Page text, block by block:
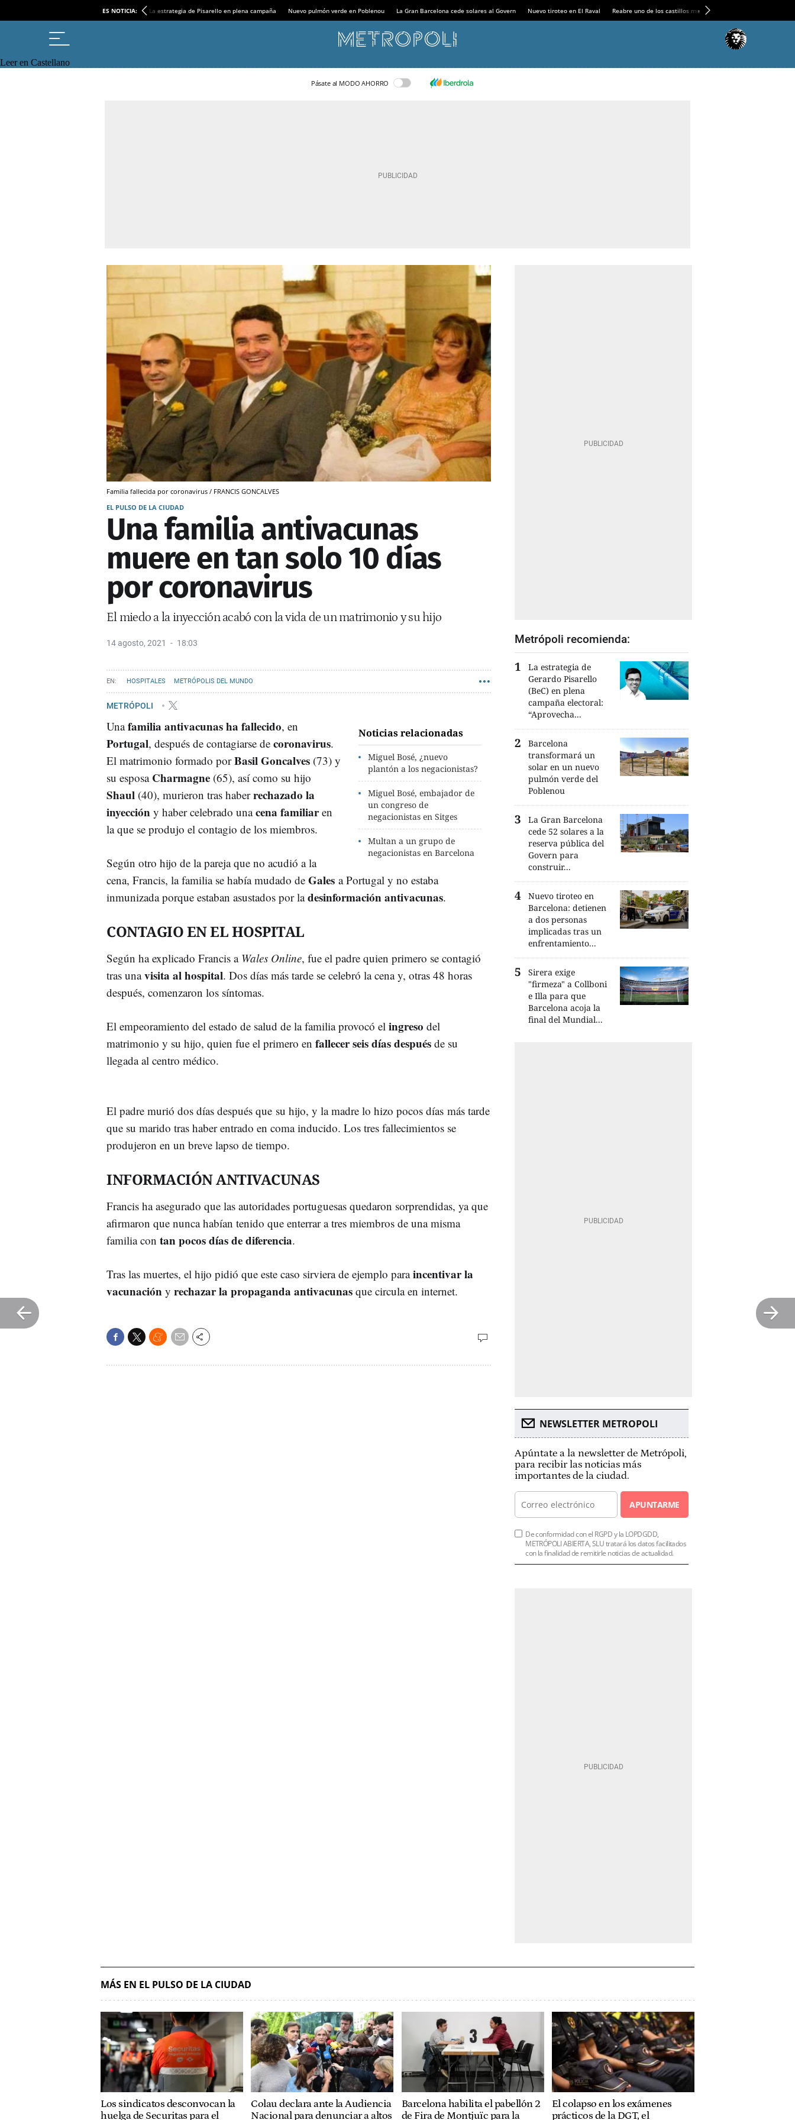
ES NOTICIA: La estrategia de Pisarello en plena campaña Nuevo pulmón verde en Poblenou La Gran Barcelona cede solares al Govern Nuevo tiroteo en El Raval Reabre uno de los castillos medievales más espectaculares
Leer en Castellano
Pásate al MODO AHORRO
Familia fallecida por coronavirus / FRANCIS GONCALVES
EL PULSO DE LA CIUDAD
Una familia antivacunas
muere en tan solo 10 días
por coronavirus
El miedo a la inyección acabó con la vida de un matrimonio y su hijo
14 agosto, 2021 18:03
HOSPITALES METRÓPOLIS DEL MUNDO
METRÓPOLI
Noticias relacionadas
Miguel Bosé, ¿nuevo
plantón a los negacionistas?
Miguel Bosé, embajador de
un congreso de
negacionistas en Sitges
Multan a un grupo de
negacionistas en Barcelona
Unafamilia antivacunas ha fallecido, en
Portugal, después de contagiarse de coronavirus.
El matrimonio formado porBasil Goncalves (73) y
su esposa Charmagne (65), así como su hijo
Shaul (40), murieron tras haberrechazado la
inyección y haber celebrado unacena familiaren
la que se produjo el contagio de los miembros.
Según otro hijo de la pareja que no acudió a la
cena, Francis, la familia se había mudado de Gales a Portugal y no estaba
inmunizada porque estaban asustados por ladesinformación antivacunas.
CONTAGIO EN EL HOSPITAL
Según ha explicado Francis a Wales Online, fue el padre quien primero se contagió
tras unavisita al hospital. Dos días más tarde se celebró la cena y, otras 48 horas
después, comenzaron los síntomas.
El empeoramiento del estado de salud de la familia provocó el ingreso del
matrimonio y su hijo, quien fue el primero en fallecer seis días después de su
llegada al centro médico.
El padre murió dos días después que su hijo, y la madre lo hizo pocos días más tarde
que su marido tras haber entrado en coma inducido. Los tres fallecimientos se
produjeron en un breve lapso de tiempo.
INFORMACIÓN ANTIVACUNAS
Francis ha asegurado que las autoridades portuguesas quedaron sorprendidas, ya que
afirmaron que nunca habían tenido que enterrar a tres miembros de una misma
familia con tan pocos días de diferencia.
Tras las muertes, el hijo pidió que este caso sirviera de ejemplo paraincentivar la
vacunación y rechazar la propaganda antivacunas que circula en internet.
Metrópoli recomienda:
La estrategia de
Gerardo Pisarello
(BeC) en plena
campaña electoral:
“Aprovecha...
Barcelona
transformará un
solar en un nuevo
pulmón verde del
Poblenou
La Gran Barcelona
cede 52 solares a la
reserva pública del
Govern para
construir...
Nuevo tiroteo en
Barcelona: detienen
a dos personas
implicadas tras un
enfrentamiento...
Sirera exige
"firmeza" a Collboni
e Illa para que
Barcelona acoja la
final del Mundial...
NEWSLETTER METROPOLI
Apúntate a la newsletter de Metrópoli,
para recibir las noticias más
importantes de la ciudad.
APUNTARME
De conformidad con el RGPD y la LOPDGDD,
METRÓPOLI ABIERTA, SLU tratará los datos facilitados
con la finalidad de remitirle noticias de actualidad.
MÁS EN EL PULSO DE LA CIUDAD
Los sindicatos desconvocan la
huelga de Securitas para el
Colau declara ante la Audiencia
Nacional para denunciar a altos
Barcelona habilita el pabellón 2
de Fira de Montjuïc para la
El colapso en los exámenes
prácticos de la DGT, el